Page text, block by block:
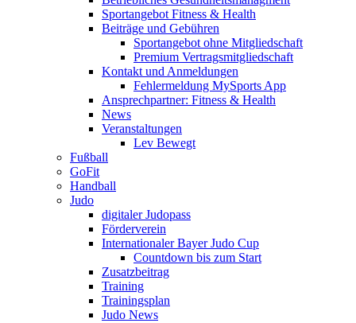
Sportangebot Fitness & Health
Beiträge und Gebühren
Sportangebot ohne Mitgliedschaft
Premium Vertragsmitgliedschaft
Kontakt und Anmeldungen
Fehlermeldung MySports App
Ansprechpartner: Fitness & Health
News
Veranstaltungen
Lev Bewegt
Fußball
GoFit
Handball
Judo
digitaler Judopass
Förderverein
Internationaler Bayer Judo Cup
Countdown bis zum Start
Zusatzbeitrag
Training
Trainingsplan
Judo News